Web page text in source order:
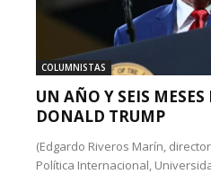
COLUMNISTAS
UN AÑO Y SEIS
DONALD TRUMP
(Edgardo Riveros Marín,
Política Internacional,